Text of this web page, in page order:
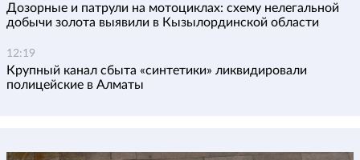
Дозорные и патрули на мотоциклах: схему нелегальной
добычи золота выявили в Кызылординской области
12:19
Крупный канал сбыта «синтетики» ликвидировали
полицейские в Алматы